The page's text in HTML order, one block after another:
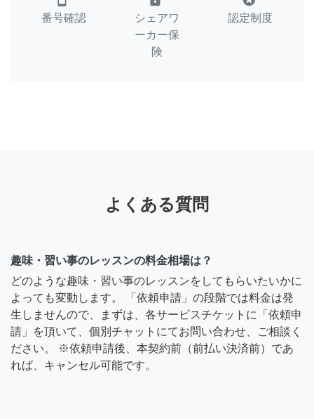
番号確認
シェアワ
ーカー保
険
認定制度
よくある質問
趣味・習い事のレッスンの料金相場は？
どのような趣味・習い事のレッスンをしてもらいたいかに
よっても変動します。 「依頼申請」の段階では料金は発
生しませんので、まずは、各サービスチケットに「依頼申
請」を頂いて、個別チャットにてお問い合わせ、ご相談く
ださい。 ※依頼申請後、本契約前（前払い決済前）であ
れば、キャンセル可能です。